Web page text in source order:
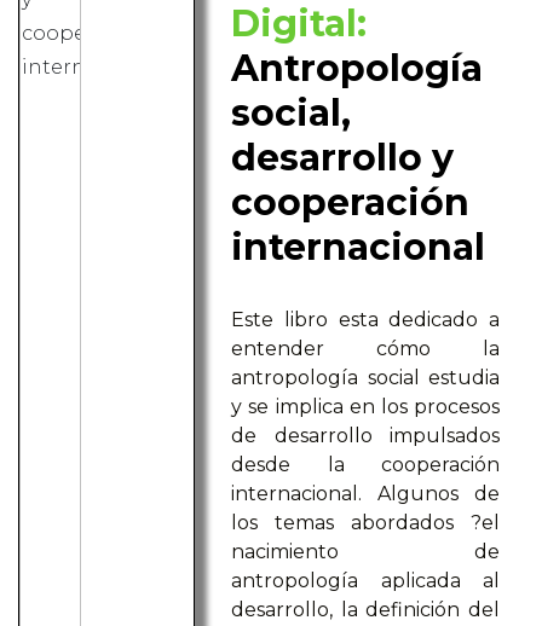
Digital:
Antropología
social,
desarrollo y
cooperación
internacional
Este libro esta dedicado a
entender cómo la
antropología social estudia
y se implica en los procesos
de desarrollo impulsados
desde la cooperación
internacional. Algunos de
los temas abordados ?el
nacimiento de
antropología aplicada al
desarrollo, la definición del